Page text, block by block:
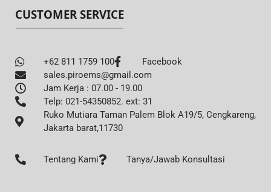
CUSTOMER SERVICE
+62 811 1759 100
Facebook
sales.piroems@gmail.com
Jam Kerja : 07.00 - 19.00
Telp: 021-54350852. ext: 31
Ruko Mutiara Taman Palem Blok A19/5, Cengkareng,
Jakarta barat,11730
Tentang Kami Tanya/Jawab Konsultasi